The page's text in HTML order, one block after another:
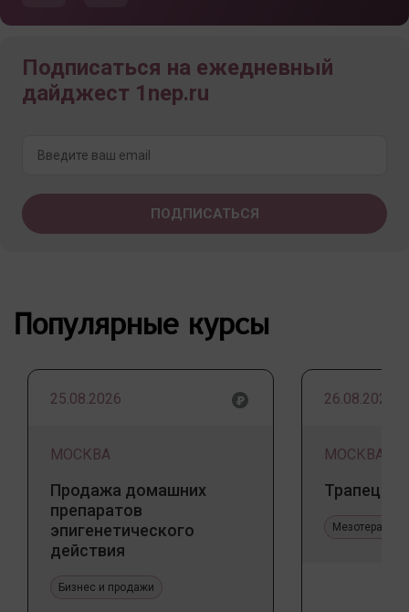
Подписаться на ежедневный
дайджест 1nep.ru
Популярные курсы
25.08.2026
МОСКВА
Продажа домашних
препаратов
эпигенетического
действия
Бизнес и продажи
26.08.2026
МОСКВА
Трапеция
Мезотерапия